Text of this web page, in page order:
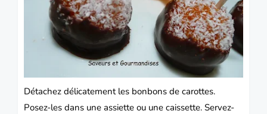
Détachez délicatement les bonbons de carottes.
Posez-les dans une assiette ou une caissette. Servez-